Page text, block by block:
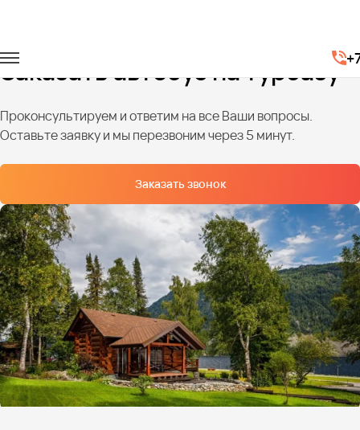
Заказать автобус на турбазу
Проконсультируем и ответим на все Ваши вопросы.
Оставьте заявку и мы перезвоним через 5 минут.
Заказать звонок